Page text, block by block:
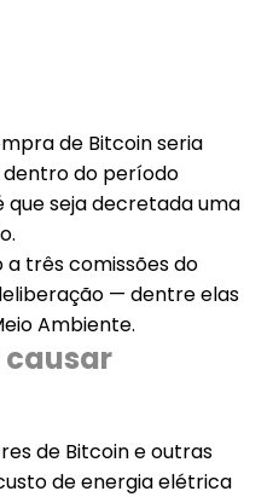
de Bitcoin seria
do período
que seja decretada uma
a três comissões do
— dentre elas
Ambiente.
causar
de Bitcoin e outras
de energia elétrica